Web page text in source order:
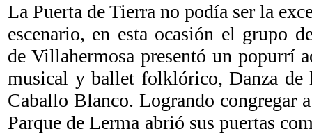
La Puerta de Tierra no podía ser la
escenario, en esta ocasión el grupo
de Villahermosa presentó un popurrí
musical y ballet folklórico, Danza de
Caballo Blanco. Logrando congregar
Parque de Lerma abrió sus puertas